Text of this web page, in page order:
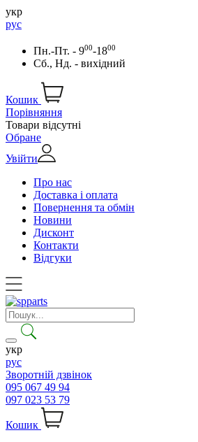
укр
рус
Пн.-Пт. - 900-1800
Сб., Нд. - вихідний
Кошик
Порівняння
Товари відсутні
Обране
Увійти
Про нас
Доставка і оплата
Повернення та обмін
Новини
Дисконт
Контакти
Відгуки
укр
рус
Зворотній дзвінок
095 067 49 94
097 023 53 79
Кошик